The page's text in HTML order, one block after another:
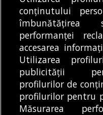
Știri
VIDEO | A
beton de pe
MODIFICĂ
conținutului
îmbunătățirea
performanței
accesarea
Utilizarea
publicității
profilurilor de
profilurilor pentru
Măsurarea